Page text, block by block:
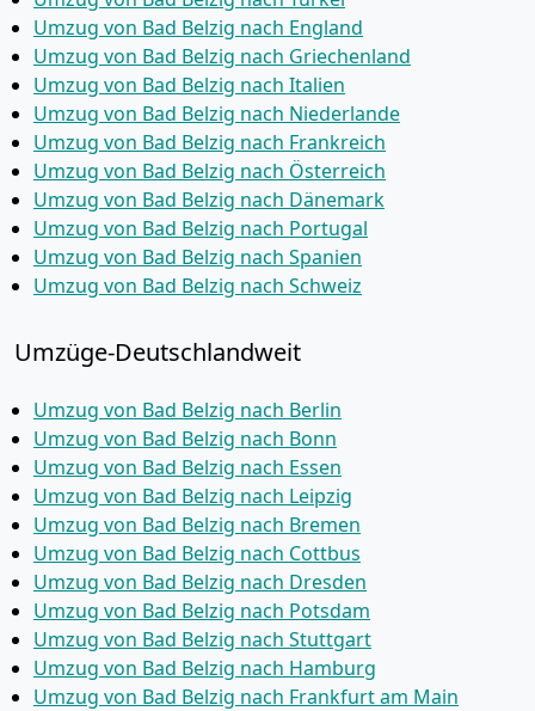
Umzug von Bad Belzig nach England
Umzug von Bad Belzig nach Griechenland
Umzug von Bad Belzig nach Italien
Umzug von Bad Belzig nach Niederlande
Umzug von Bad Belzig nach Frankreich
Umzug von Bad Belzig nach Österreich
Umzug von Bad Belzig nach Dänemark
Umzug von Bad Belzig nach Portugal
Umzug von Bad Belzig nach Spanien
Umzug von Bad Belzig nach Schweiz
Umzüge-Deutschlandweit
Umzug von Bad Belzig nach Berlin
Umzug von Bad Belzig nach Bonn
Umzug von Bad Belzig nach Essen
Umzug von Bad Belzig nach Leipzig
Umzug von Bad Belzig nach Bremen
Umzug von Bad Belzig nach Cottbus
Umzug von Bad Belzig nach Dresden
Umzug von Bad Belzig nach Potsdam
Umzug von Bad Belzig nach Stuttgart
Umzug von Bad Belzig nach Hamburg
Umzug von Bad Belzig nach Frankfurt am Main